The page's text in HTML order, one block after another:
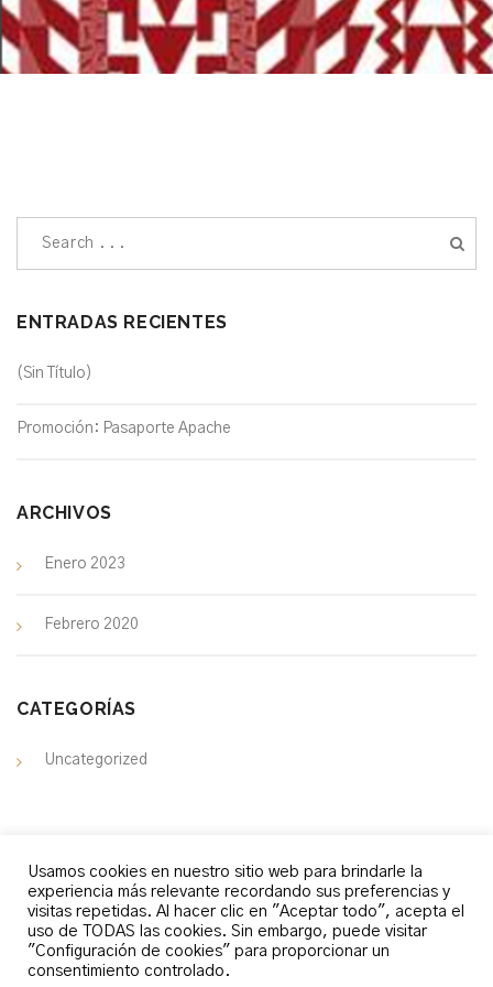
ENTRADAS RECIENTES
(sin Título)
Promoción: Pasaporte Apache
ARCHIVOS
Enero 2023
Febrero 2020
CATEGORÍAS
Uncategorized
MÁS INFORMACIÓN
Usamos cookies en nuestro sitio web para brindarle la
experiencia más relevante recordando sus preferencias y
visitas repetidas. Al hacer clic en "Aceptar todo", acepta el
uso de TODAS las cookies. Sin embargo, puede visitar
"Configuración de cookies" para proporcionar un
consentimiento controlado.